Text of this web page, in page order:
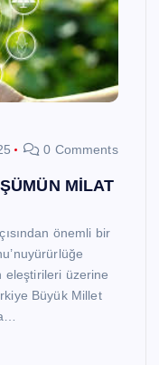
0 Comments
MİLAT
önemli bir
eleştirileri üzerine
Büyük Millet